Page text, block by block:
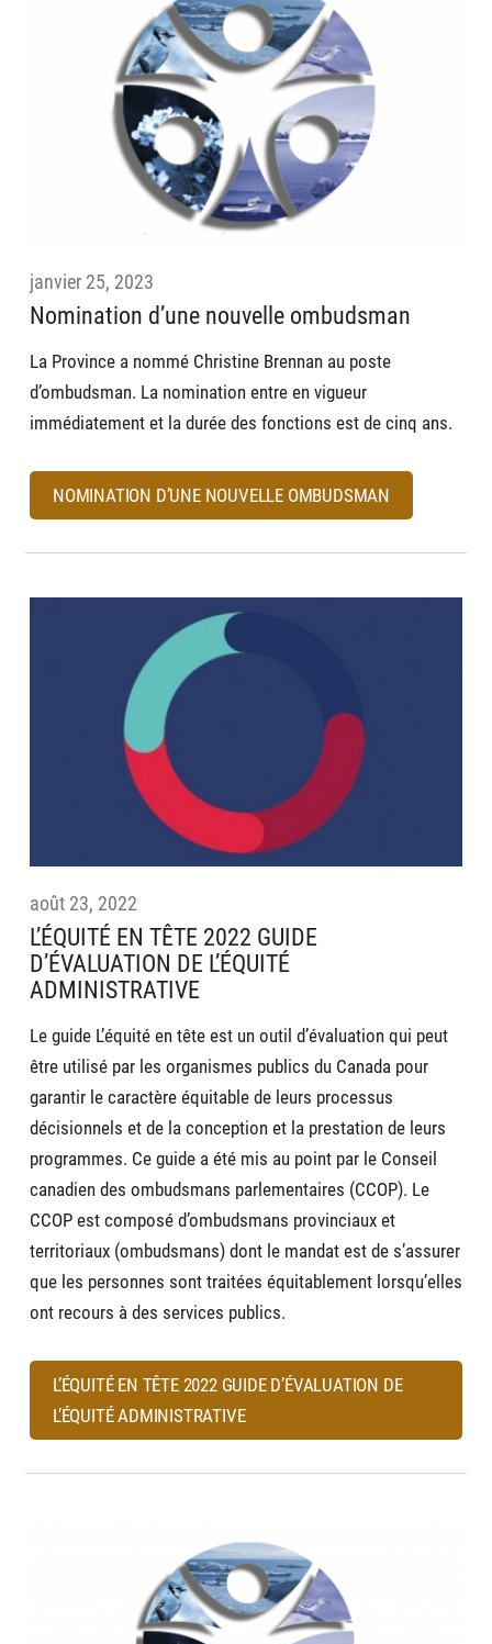
janvier 25, 2023
Nomination d’une nouvelle ombudsman
La Province a nommé Christine Brennan au poste
d’ombudsman. La nomination entre en vigueur
immédiatement et la durée des fonctions est de cinq ans.
NOMINATION D’UNE NOUVELLE OMBUDSMAN
août 23, 2022
L’ÉQUITÉ EN TÊTE 2022 GUIDE
D’ÉVALUATION DE L’ÉQUITÉ
ADMINISTRATIVE
Le guide L’équité en tête est un outil d’évaluation qui peut
être utilisé par les organismes publics du Canada pour
garantir le caractère équitable de leurs processus
décisionnels et de la conception et la prestation de leurs
programmes. Ce guide a été mis au point par le Conseil
canadien des ombudsmans parlementaires (CCOP). Le
CCOP est composé d’ombudsmans provinciaux et
territoriaux (ombudsmans) dont le mandat est de s’assurer
que les personnes sont traitées équitablement lorsqu’elles
ont recours à des services publics.
L’ÉQUITÉ EN TÊTE 2022 GUIDE D’ÉVALUATION DE
L’ÉQUITÉ ADMINISTRATIVE